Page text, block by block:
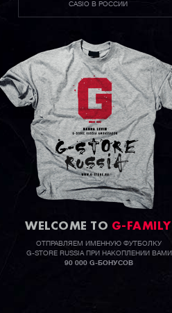
CASIO В РОССИИ
WELCOME TO G-FAMILY
ОТПРАВЛЯЕМ ИМЕННУЮ ФУТБОЛКУ
G-STORE RUSSIA ПРИ НАКОПЛЕНИИ ВАМИ
90 000 G-БОНУСОВ